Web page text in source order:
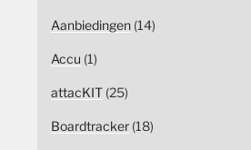
Aanbiedingen(14)
Accu (1)
attacKIT(25)
Boardtracker(18)